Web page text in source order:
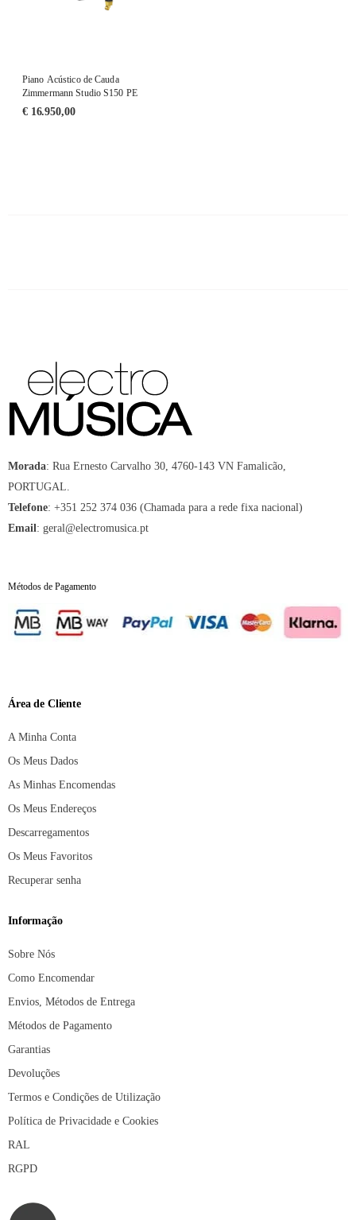
Piano Acústico de Cauda
Zimmermann Studio S150 PE
€16.950,00
Morada: Rua Ernesto Carvalho 30, 4760-143 VN Famalicão,
PORTUGAL.
Telefone: +351 252 374 036 (Chamada para a rede fixa nacional)
Email: geral@electromusica.pt
Métodos de Pagamento
Área de Cliente
A Minha Conta
Os Meus Dados
As Minhas Encomendas
Os Meus Endereços
Descarregamentos
Os Meus Favoritos
Recuperar senha
Informação
Sobre Nós
Como Encomendar
Envios, Métodos de Entrega
Métodos de Pagamento
Garantias
Devoluções
Termos e Condições de Utilização
Política de Privacidade e Cookies
RAL
RGPD